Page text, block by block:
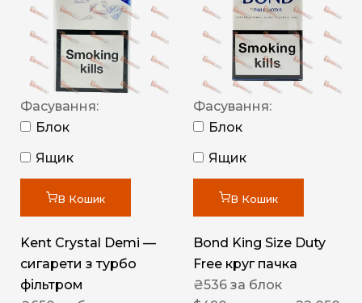
Фасування:
Блок
Ящик
В Кошик
Kent Crystal Demi —
сигарети з турбо
фільтром
Фасування:
Блок
Ящик
В Кошик
Bond King Size Duty
Free круг пачка
₴536 за блок